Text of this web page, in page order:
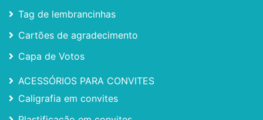
Tag de lembrancinhas
Cartões de agradecimento
Capa de Votos
ACESSÓRIOS PARA CONVITES
Caligrafia em convites